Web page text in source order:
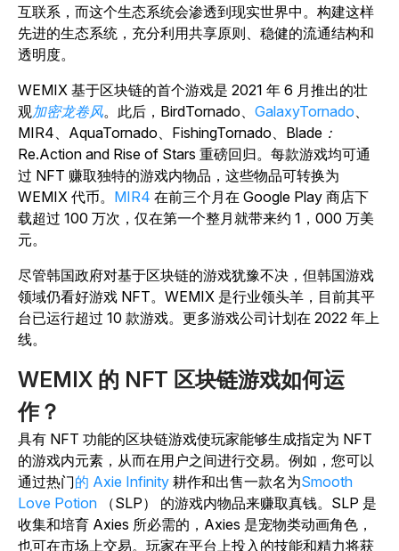
互联系，而这个生态系统会渗透到现实世界中。构建这样
先进的生态系统，充分利用共享原则、稳健的流通结构和
透明度。
WEMIX 基于区块链的首个游戏是 2021 年 6 月推出的壮
观加密龙卷风。此后， BirdTornado、 GalaxyTornado、
MIR4、 AquaTornado、 FishingTornado、 Blade：
Re.Action and Rise of Stars 重磅回归。每款游戏均可通
过 NFT 赚取独特的游戏内物品，这些物品可转换为
WEMIX 代币。 MIR4 在前三个月在 Google Play 商店下
载超过 100 万次，仅在第一个整月就带来约 1，000 万美
元。
尽管韩国政府对基于区块链的游戏犹豫不决，但韩国游戏
领域仍看好游戏 NFT。WEMIX 是行业领头羊，目前其平
台已运行超过 10 款游戏。更多游戏公司计划在 2022 年上
线。
WEMIX 的 NFT 区块链游戏如何运
作？
具有 NFT 功能的区块链游戏使玩家能够生成指定为 NFT
的游戏内元素，从而在用户之间进行交易。例如，您可以
通过热门的 Axie Infinity 耕作和出售一款名为Smooth
Love Potion （SLP） 的游戏内物品来赚取真钱。SLP 是
收集和培育 Axies 所必需的，Axies 是宠物类动画角色，
也可在市场上交易。玩家在平台上投入的技能和精力将获